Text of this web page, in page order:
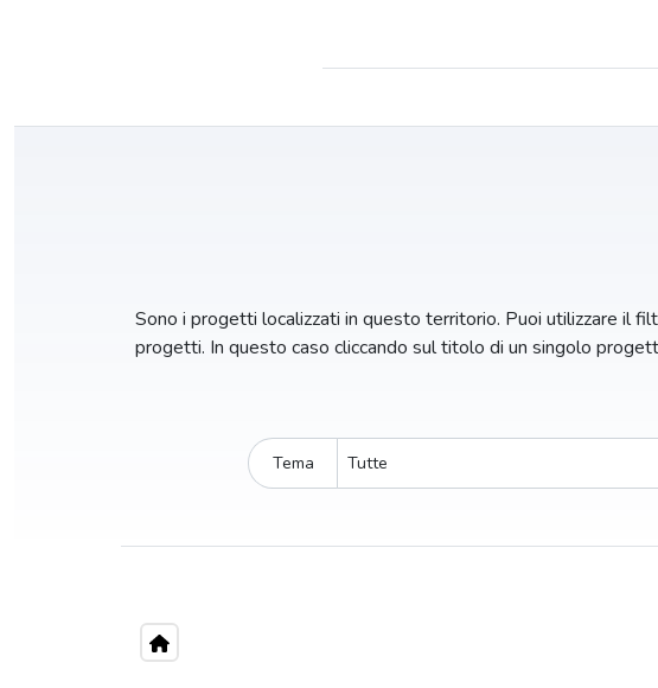
Sono i progetti localizzati in questo territorio. Puoi utilizzare il
progetti. In questo caso cliccando sul titolo di un singolo
Tema